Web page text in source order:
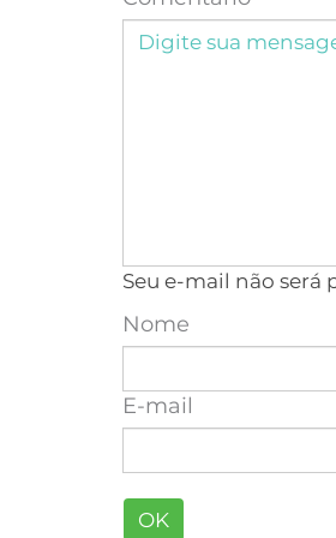
Seu e-mail não
Nome
E-mail